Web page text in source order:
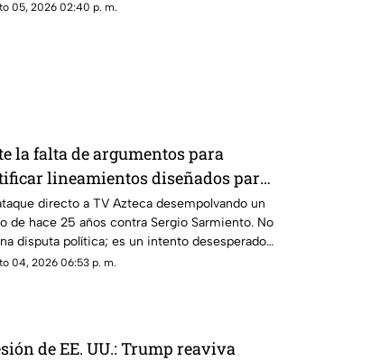
05, 2026 02:40 p. m.
la falta de argumentos para
lineamientos diseñados para
el Gobierno recurrió a la
directo a TV Azteca desempolvando un
de hace 25 años contra Sergio Sarmiento. No
disputa política; es un intento desesperado
a la crítica
04, 2026 06:53 p. m.
de EE. UU.: Trump reaviva